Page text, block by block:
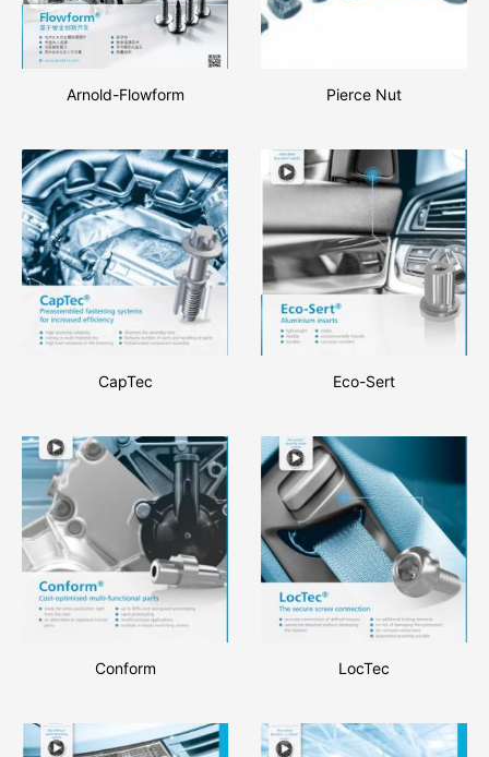
Arnold-Flowform Pierce Nut
CapTec Eco-Sert
Conform LocTec